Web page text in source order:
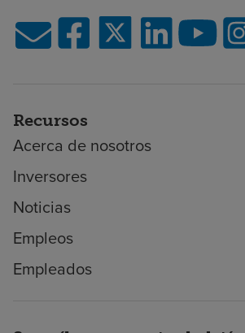
Recursos
Acerca de nosotros
Inversores
Noticias
Empleos
Empleados